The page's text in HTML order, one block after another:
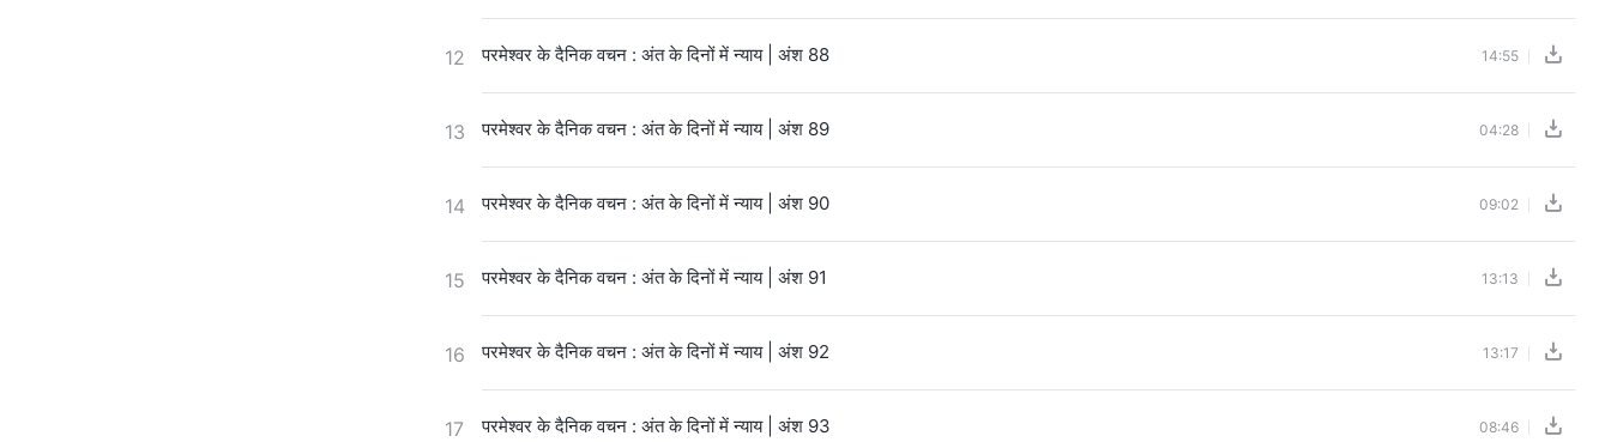
12 परमेश्वर के दैनिक वचन : अंत के दिनों में न्याय | अंश 88 14:55
13 परमेश्वर के दैनिक वचन : अंत के दिनों में न्याय | अंश 89 04:28
14 परमेश्वर के दैनिक वचन : अंत के दिनों में न्याय | अंश 90 09:02
15 परमेश्वर के दैनिक वचन : अंत के दिनों में न्याय | अंश 91 13:13
16 परमेश्वर के दैनिक वचन : अंत के दिनों में न्याय | अंश 92 13:17
17 परमेश्वर के दैनिक वचन : अंत के दिनों में न्याय | अंश 93 08:46